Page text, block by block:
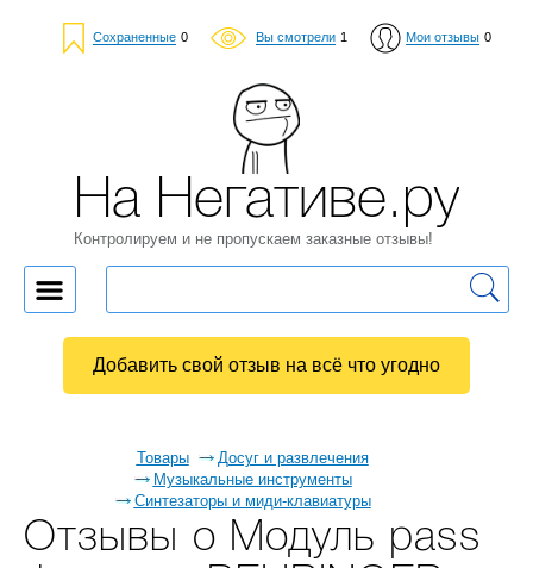
Сохраненные 0 Вы смотрели 1 Мои отзывы 0
Товары
Досуг и развлечения
Музыкальные инструменты
Синтезаторы и миди-клавиатуры
Отзывы о Модуль pass
На Негативе.ру
Контролируем и не пропускаем заказные отзывы!
Добавить свой отзыв на всё что угодно